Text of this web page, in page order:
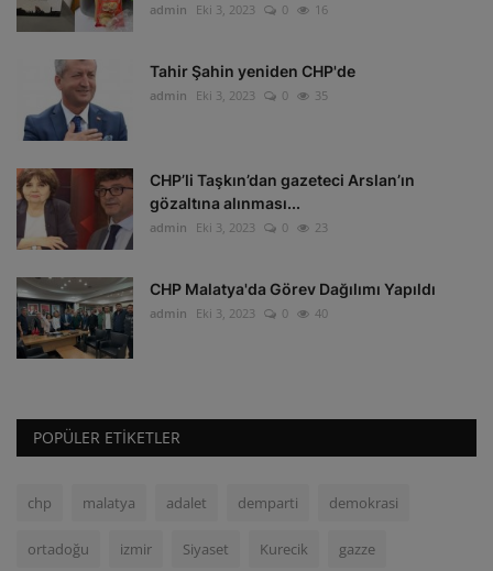
admin Eki 3, 2023 0 16
Tahir Şahin yeniden CHP'de
admin Eki 3, 2023 0 35
CHP’li Taşkın’dan gazeteci Arslan’ın
gözaltına alınması...
admin Eki 3, 2023 0 23
CHP Malatya'da Görev Dağılımı Yapıldı
admin Eki 3, 2023 0 40
POPÜLER ETIKETLER
chp malatya adalet demparti demokrasi
ortadoğu izmir Siyaset Kurecik gazze